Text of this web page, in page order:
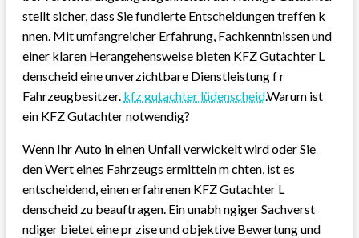
stellt sicher, dass Sie fundierte Entscheidungen treffen k
nnen. Mit umfangreicher Erfahrung, Fachkenntnissen und
einer klaren Herangehensweise bieten KFZ Gutachter L
denscheid eine unverzichtbare Dienstleistung f r
Fahrzeugbesitzer. kfz gutachter lüdenscheid.Warum ist
ein KFZ Gutachter notwendig?
Wenn Ihr Auto in einen Unfall verwickelt wird oder Sie
den Wert eines Fahrzeugs ermitteln m chten, ist es
entscheidend, einen erfahrenen KFZ Gutachter L
denscheid zu beauftragen. Ein unabh ngiger Sachverst
ndiger bietet eine pr zise und objektive Bewertung und